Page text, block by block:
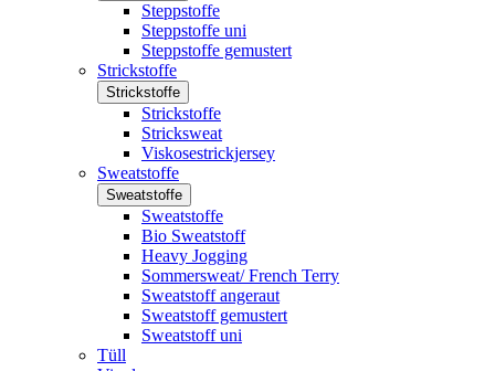
Steppstoffe
Steppstoffe uni
Steppstoffe gemustert
Strickstoffe
Strickstoffe
Strickstoffe
Stricksweat
Viskosestrickjersey
Sweatstoffe
Sweatstoffe
Sweatstoffe
Bio Sweatstoff
Heavy Jogging
Sommersweat/ French Terry
Sweatstoff angeraut
Sweatstoff gemustert
Sweatstoff uni
Tüll